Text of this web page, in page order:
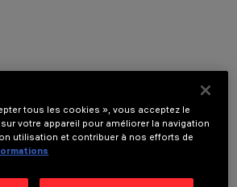
OPTIONNELS
tous les cookies », vous acceptez le
votre appareil pour améliorer la navigation
utilisation et contribuer à nos efforts de